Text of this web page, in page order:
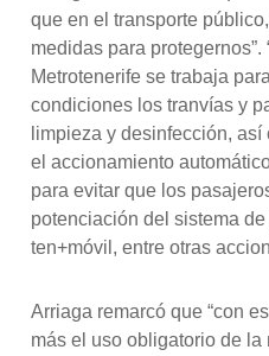
que en el transporte
medidas para protegernos”.
Metrotenerife se trabaja
condiciones los tranvías y
limpieza y desinfección,
el accionamiento
para evitar que los
potenciación del sistema
ten+móvil, entre otras
Arriaga remarcó que “con
más el uso obligatorio de